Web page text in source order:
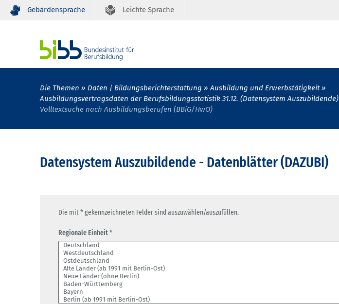
Gebärdensprache Leichte Sprache
Die Themen Daten | Bildungsberichterstattung
Ausbildung und Erwerbstätigkeit
Ausbildungsvertragsdaten der Berufsbildungsstatistik 31.12. (Datensystem Auszubildende)
Volltextsuche nach Ausbildungsberufen (BBiG/HwO)
Datensystem Auszubildende - Datenblätter (DAZUBI)
Die mit * gekennzeichneten Felder sind auszuwählen/auszufüllen.
Regionale Einheit *